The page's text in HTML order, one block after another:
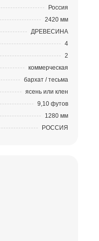
Россия
2420 мм
ДРЕВЕСИНА
4
2
коммерческая
бархат / тесьма
ясень или клен
9,10 футов
1280 мм
РОССИЯ